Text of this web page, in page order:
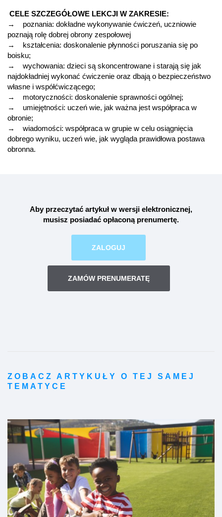
CELE SZCZEGÓŁOWE LEKCJI W ZAKRESIE:
→ poznania: dokładne wykonywanie ćwiczeń, uczniowie
poznają rolę dobrej obrony zespołowej
→ kształcenia: doskonalenie płynności poruszania się po
boisku;
→ wychowania: dzieci są skoncentrowane i starają się jak
najdokładniej wykonać ćwiczenie oraz dbają o bezpieczeństwo
własne i współćwiczącego;
→ motoryczności: doskonalenie sprawności ogólnej;
→ umiejętności: uczeń wie, jak ważna jest współpraca w
obronie;
→ wiadomości: współpraca w grupie w celu osiągnięcia
dobrego wyniku, uczeń wie, jak wygląda prawidłowa postawa
obronna.
Aby przeczytać artykuł w wersji elektronicznej,
musisz posiadać opłaconą prenumertę.
ZALOGUJ
ZAMÓW PRENUMERATĘ
ZOBACZ ARTYKUŁY O TEJ SAMEJ
TEMATYCE